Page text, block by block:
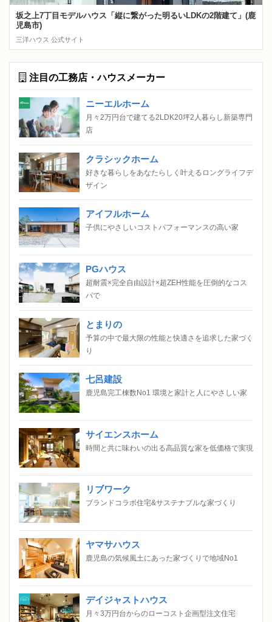
坂之上7丁目モデルハウス「縦に繋がった明るいLDKの2階建て」(鹿
児島市)
三洋ハウス 公式サイト
注目の工務店・ハウスメーカー
ニーエルホーム
月々2万円台で建てる2LDK20坪2人暮らし新築専門
店
クラシックホーム
好きな暮らしをあなたらしく叶えるロングライフデ
ザイン
アイフルホーム
子供にやさしいコストパフォーマンスの高い家
PGハウス
超耐震×完全自由設計×超ZEH性能を圧倒的なコス
パで
とまりの
予算の中で最大限の性能と快適さを追求した家づく
り
七呂建設
鹿児島完工棟数No1 環境と家計と人にやさしい家
サイエンスホーム
時間と共に味わいの出る高品質な家を低価格で実現
リブワーク
ブランドコラボ住宅&サステナブルな家づくり
ヤマサハウス
鹿児島の気候風土にあった家づくりで地域No1
デイジャストハウス
月々3万円台からのローコスト企画型注文住宅